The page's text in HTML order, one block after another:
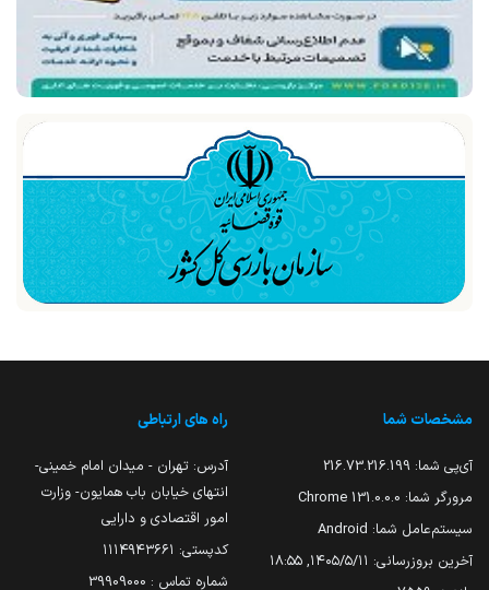
مشخصات شما
آی‌پی شما: 216.73.216.199
مرورگر شما: 131.0.0.0 Chrome
سیستم‌عامل شما: Android
آخرین بروزرسانی: ۱۴۰۵/۵/۱۱, ۱۸:۵۵
راه های ارتباطی
آدرس: تهران - میدان امام خمینی-
انتهای خیابان باب همایون- وزارت
امور اقتصادی و دارایی
کدپستی: ۱۱۱۴۹۴۳۶۶۱
شماره تماس : 39909000